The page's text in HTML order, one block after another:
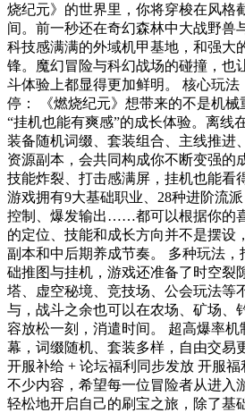
烧纪元》的世界里，你将穿梭在风格
间。前一秒还在奇幻森林中大战野兽
科技感满满的外域机甲基地，和强大
锋。魔幻冒险与科幻战场的碰撞，也
斗体验上都显得更加鲜明。 核心玩法
停： 《燃烧纪元》想带来的不是机械
“挂机也能有爽感”的成长体验。离线
装备随机词缀、套装组合、主线推进
资源副本，会共同构成你不断变强的
技能炸裂、打击感满屏，挂机也能看
游戏拥有9大基础职业、28种进阶流派
控制、爆发输出……都可以根据你的
的定位、技能和成长方向并不是摆设
副本和中后期养成节奏。 多种玩法，
础推图与挂机，游戏还准备了时空裂
塔、虚空秘境、竞技场、公会玩法等
与，战斗之余也可以在农场、矿场、
容放松一刻，消遣时间。 超高爆率
幕，词缀随机、套装多样，自由交易
开服补给 + 论坛福利同步发放 开服
不少内容，希望每一位冒险者从进入
轻松地开启自己的刷宝之旅，除了基